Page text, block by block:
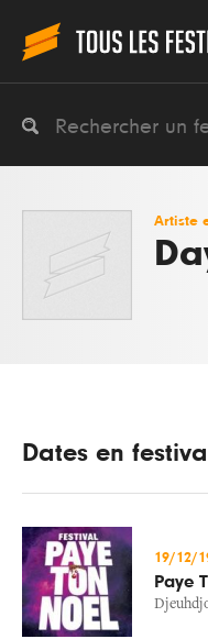
Artiste
Dates en festival
19/12/
Paye